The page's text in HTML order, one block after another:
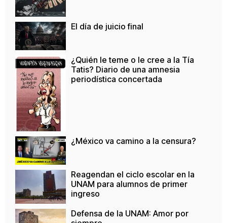
El día de juicio final
¿Quién le teme o le cree a la Tía
Tatis? Diario de una amnesia
periodística concertada
¿México va camino a la censura?
Reagendan el ciclo escolar en la
UNAM para alumnos de primer
ingreso
Defensa de la UNAM: Amor por